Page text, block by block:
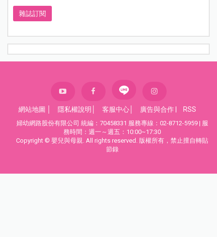
雜誌訂閱
網站地圖 隱私權說明 客服中心 廣告與合作 RSS
婦幼網路股份有限公司 統編：70458331 服務專線：02-8712-5959 | 服
務時間：週一～週五：10:00~17:30
Copyright © 嬰兒與母親. All rights reserved. 版權所有，禁止擅自轉貼
節錄